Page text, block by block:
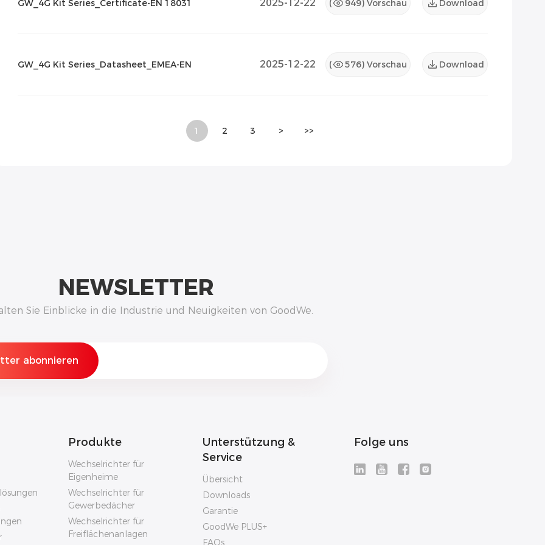
GW_4G Kit Series_Certificate-EN 18031 2025-12-22 ( 949) Vorschau Download
GW_4G Kit Series_Datasheet_EMEA-EN 2025-12-22 ( 576) Vorschau Download
1 2 3 > >>
NEWSLETTER
Sie Einblicke in die Industrie und Neuigkeiten von GoodWe.
Produkte
Wechselrichter für
Eigenheime
Wechselrichter für
Gewerbedächer
Wechselrichter für
Freiflächenanlagen
Unterstützung &
Service
Übersicht
Downloads
Garantie
GoodWe PLUS+
FAQs
Folge uns